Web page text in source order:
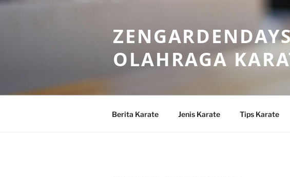
Skip
OLAHRAGA
Berita Karate Jenis Karate Tips Karate